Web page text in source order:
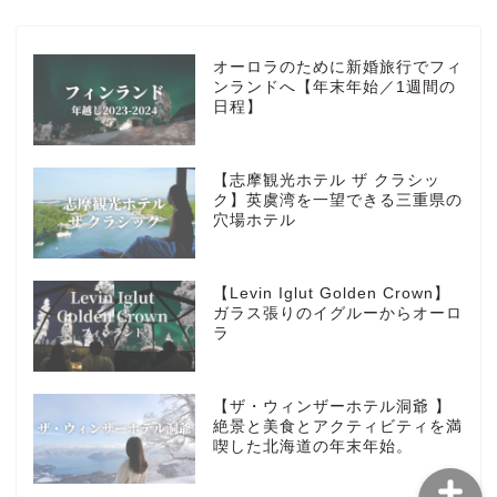
オーロラのために新婚旅行でフィ
ンランドへ【年末年始／1週間の
日程】
【志摩観光ホテル ザ クラシッ
ク】英虞湾を一望できる三重県の
穴場ホテル
【Levin Iglut Golden Crown】
ガラス張りのイグルーからオーロ
ラ
【ザ・ウィンザーホテル洞爺 】
絶景と美食とアクティビティを満
喫した北海道の年末年始。
HOTEL
TRAVEL
Contact